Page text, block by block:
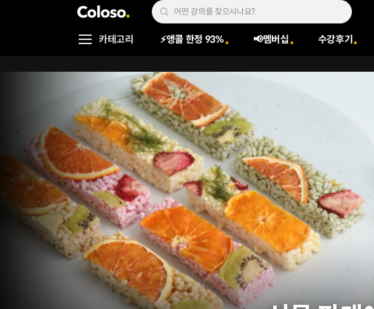
콜로소
Search Input
Coloso Menu
카테고리 ⚡앵콜 한정 93% 📢멤버십 수강후기